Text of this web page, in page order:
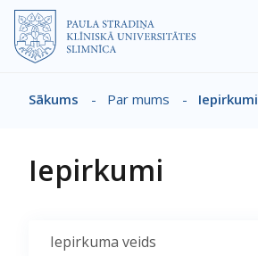
Pārlekt uz galveno saturu
Sākums - Par mums - Iepirkumi
Iepirkumi
Iepirkuma veids